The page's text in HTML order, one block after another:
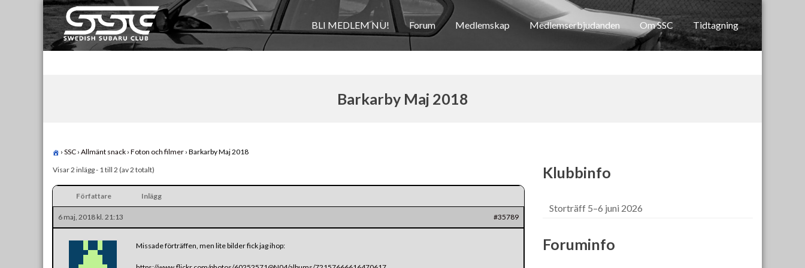
Skip
to
content
Swedish Subaru Club
För oss som älskar Subaru!
BLI MEDLEM NU! Forum Medlemskap Medlemserbjudanden Om SSC Tidtagning
Barkarby Maj 2018
› SSC › Allmänt snack › Foton och filmer › Barkarby Maj 2018
Visar 2 inlägg - 1 till 2 (av 2 totalt)
Författare Inlägg
6 maj, 2018 kl. 21:13 #35789
Missade förträffen, men lite bilder fick jag ihop:
Klubbinfo
Storträff 5–6 juni 2026
Foruminfo